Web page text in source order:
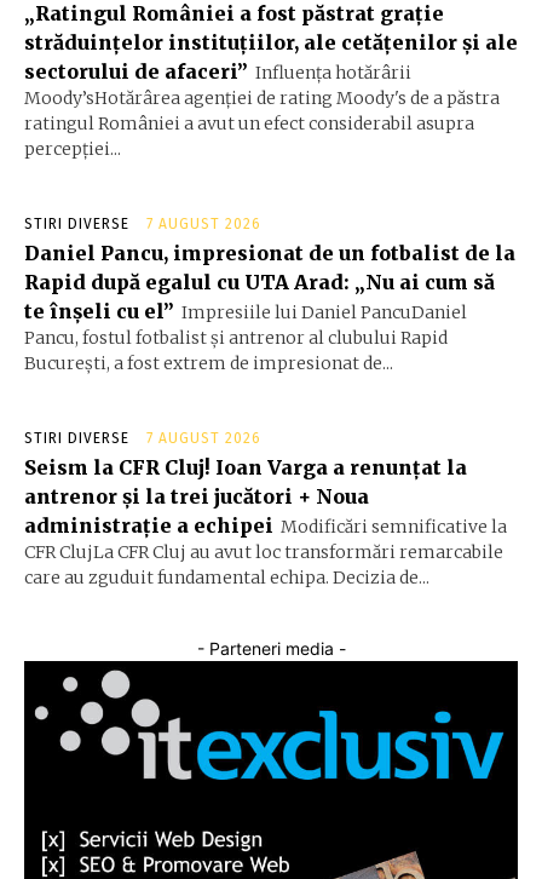
„Ratingul României a fost păstrat grație
străduințelor instituțiilor, ale cetățenilor și ale
sectorului de afaceri” Influența hotărârii
Moody’sHotărârea agenției de rating Moody's de a păstra
ratingul României a avut un efect considerabil asupra
percepției...
STIRI DIVERSE 7 AUGUST 2026
Daniel Pancu, impresionat de un fotbalist de la
Rapid după egalul cu UTA Arad: „Nu ai cum să
te înșeli cu el” Impresiile lui Daniel PancuDaniel
Pancu, fostul fotbalist și antrenor al clubului Rapid
București, a fost extrem de impresionat de...
STIRI DIVERSE 7 AUGUST 2026
Seism la CFR Cluj! Ioan Varga a renunțat la
antrenor și la trei jucători + Noua
administrație a echipei Modificări semnificative la
CFR ClujLa CFR Cluj au avut loc transformări remarcabile
care au zguduit fundamental echipa. Decizia de...
- Parteneri media -